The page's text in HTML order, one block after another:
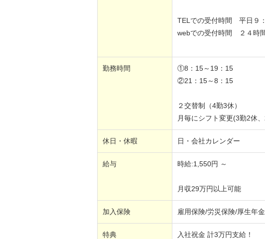
TELでの受付時間 平日９
webでの受付時間 ２４時
勤務時間
①8：15～19：15
②21：15～8：15
２交替制（4勤3休）
月毎にシフト変更(3勤2休
休日・休暇 日・会社カレンダー
給与 時給:1,550円 ～
月収29万円以上可能
加入保険 雇用保険/労災保険/厚生年
特典
入社祝金 計3万円支給！